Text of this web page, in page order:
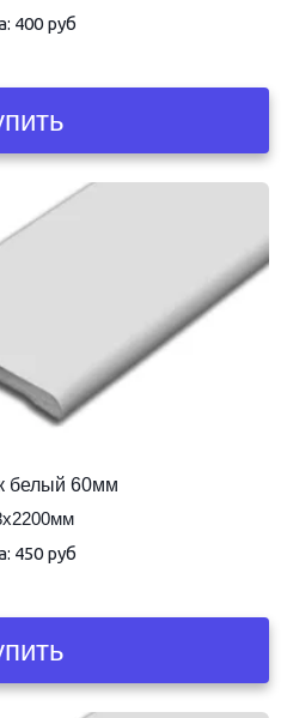
400 руб
белый 60мм
450 руб